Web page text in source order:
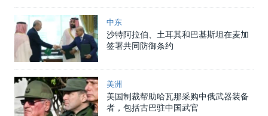
中东
沙特阿拉伯、土耳其和巴基斯坦在麦加
签署共同防御条约
美洲
美国制裁帮助哈瓦那采购中俄武器装备
者，包括古巴驻中国武官